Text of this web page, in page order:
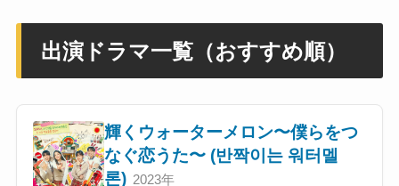
出演ドラマ一覧（おすすめ順）
輝くウォーターメロン〜僕らをつ
なぐ恋うた〜 (반짝이는 워터멜
론) 2023年